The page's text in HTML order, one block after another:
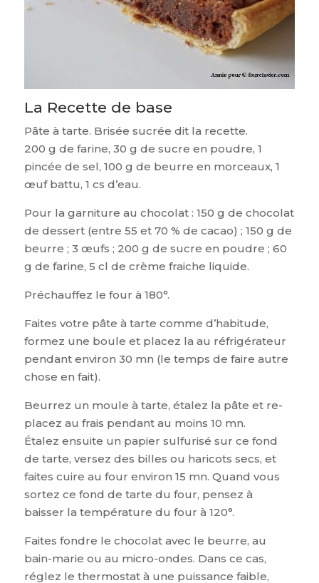
La Recette de base
Pâte à tarte. Brisée sucrée dit la recette.
200 g de farine, 30 g de sucre en poudre, 1
pincée de sel, 100 g de beurre en morceaux, 1
œuf battu, 1 cs d’eau.
Pour la garniture au chocolat : 150 g de chocolat
de dessert (entre 55 et 70 % de cacao) ; 150 g de
beurre ; 3 œufs ; 200 g de sucre en poudre ; 60
g de farine, 5 cl de crème fraiche liquide.
Préchauffez le four à 180°.
Faites votre pâte à tarte comme d’habitude,
formez une boule et placez la au réfrigérateur
pendant environ 30 mn (le temps de faire autre
chose en fait).
Beurrez un moule à tarte, étalez la pâte et re-
placez au frais pendant au moins 10 mn.
Étalez ensuite un papier sulfurisé sur ce fond
de tarte, versez des billes ou haricots secs, et
faites cuire au four environ 15 mn. Quand vous
sortez ce fond de tarte du four, pensez à
baisser la température du four à 120°.
Faites fondre le chocolat avec le beurre, au
bain-marie ou au micro-ondes. Dans ce cas,
réglez le thermostat à une puissance faible,